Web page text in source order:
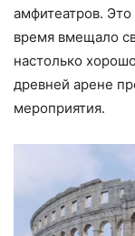
амфитеатров.
время вмещало
настолько
древней арене
мероприятия.